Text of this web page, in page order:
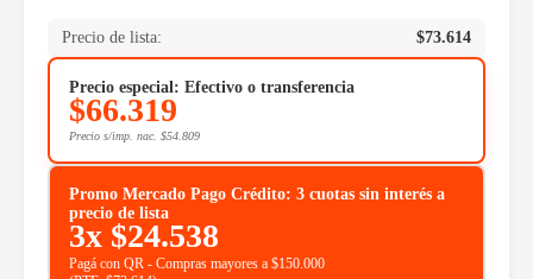
Precio de lista: $73.614
Precio especial: Efectivo o transferencia
$66.319
Precio s/imp. nac. $54.809
Promo Mercado Pago Crédito: 3 cuotas sin interés a
precio de lista
3x $24.538
Pagá con QR - Compras mayores a $150.000